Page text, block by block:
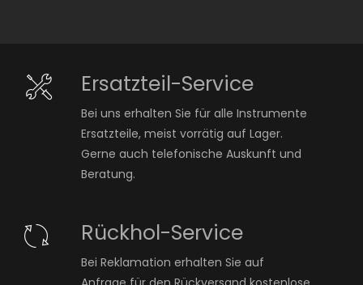
Ersatzteil-Service
Bei uns erhalten Sie für alle Instrumente
Ersatzteile, meist vorrätig auf Lager.
Gerne auch telefonische Auskunft und
Beratung.
Rückhol-Service
Bei Reklamation erhalten Sie auf